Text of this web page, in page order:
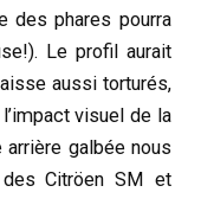
des phares pourra
Le profil aurait
aussi torturés,
visuel de la
galbée nous
Citröen SM et